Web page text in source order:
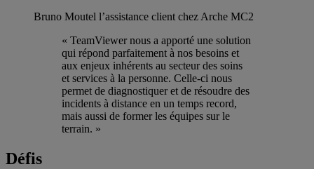
Bruno Moutel l’assistance client chez Arche MC2
« TeamViewer nous a apporté une solution
qui répond parfaitement à nos besoins et
aux enjeux inhérents au secteur des soins
et services à la personne. Celle-ci nous
permet de diagnostiquer et de résoudre des
incidents à distance en un temps record,
mais aussi de former les équipes sur le
terrain. »
Défis